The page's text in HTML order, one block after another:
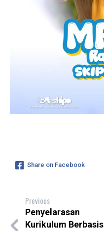
Share on Facebook
Previous
Penyelarasan
Kurikulum Berbasis